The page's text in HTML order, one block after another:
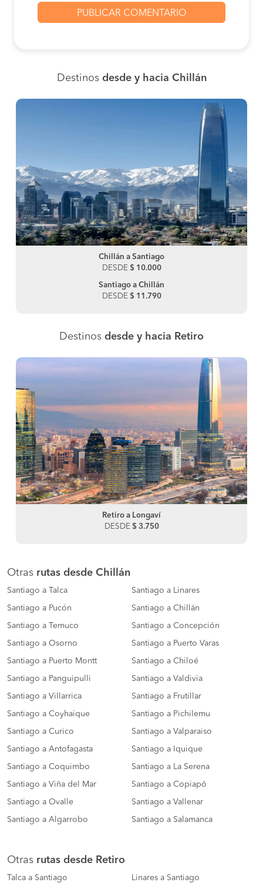
Destinos desde y hacia Chillán
Chillán a Santiago
DESDE $ 10.000
Santiago a Chillán
DESDE $ 11.790
Destinos desde y hacia Retiro
Retiro a Longaví
DESDE $ 3.750
Otras rutas desde Chillán
Santiago a Talca Santiago a Linares
Santiago a Pucón Santiago a Chillán
Santiago a Temuco Santiago a Concepción
Santiago a Osorno Santiago a Puerto Varas
Santiago a Puerto Montt Santiago a Chiloé
Santiago a Panguipulli Santiago a Valdivia
Santiago a Villarrica Santiago a Frutillar
Santiago a Coyhaique Santiago a Pichilemu
Santiago a Curico Santiago a Valparaiso
Santiago a Antofagasta Santiago a Iquique
Santiago a Coquimbo Santiago a La Serena
Santiago a Viña del Mar Santiago a Copiapó
Santiago a Ovalle Santiago a Vallenar
Santiago a Algarrobo Santiago a Salamanca
Otras rutas desde Retiro
Talca a Santiago Linares a Santiago